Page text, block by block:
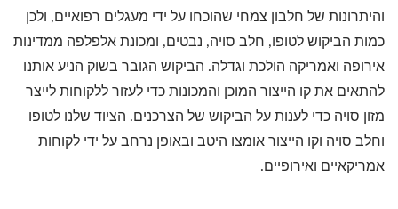
והיתרונות של חלבון צמחי שהוכחו על ידי מעגלים רפואיים, ולכן
כמות הביקוש לטופו, חלב סויה, נבטים, ומכונת אלפלפה ממדינות
אירופה ואמריקה הולכת וגדלה. הביקוש הגובר בשוק הניע אותנו
להתאים את קו הייצור המוכן והמכונות כדי לעזור ללקוחות לייצר
מזון סויה כדי לענות על הביקוש של הצרכנים. הציוד שלנו לטופו
וחלב סויה וקו הייצור אומצו היטב ובאופן נרחב על ידי לקוחות
אמריקאיים ואירופיים.